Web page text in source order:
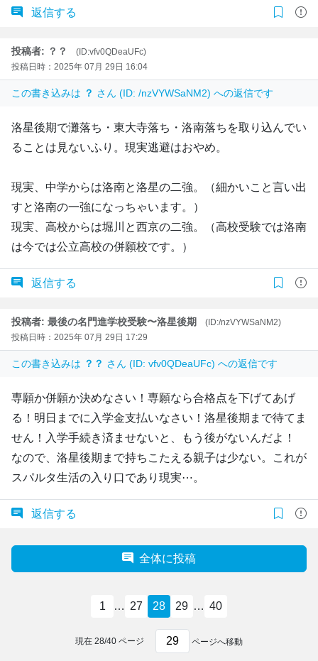
返信する
投稿者: ？？
(ID:vfv0QDeaUFc)
投稿日時：2025年 07月 29日 16:04
この書き込みは ？ さん (ID: /nzVYWSaNM2) への返信です
洛星後期で灘落ち・東大寺落ち・洛南落ちを取り込んでい
ることは見ないふり。現実逃避はおやめ。
現実、中学からは洛南と洛星の二強。（細かいこと言い出
すと洛南の一強になっちゃいます。）
現実、高校からは堀川と西京の二強。（高校受験では洛南
は今では公立高校の併願校です。）
返信する
投稿者: 最後の名門進学校受験〜洛星後期
(ID:/nzVYWSaNM2)
投稿日時：2025年 07月 29日 17:29
この書き込みは ？？ さん (ID: vfv0QDeaUFc) への返信です
専願か併願か決めなさい！専願なら合格点を下げてあげ
る！明日までに入学金支払いなさい！洛星後期まで待てま
せん！入学手続き済ませないと、もう後がないんだよ！
なので、洛星後期まで持ちこたえる親子は少ない。これが
スパルタ生活の入り口であり現実⋯。
返信する
全体に投稿
1 … 27 28 29 … 40
現在 28/40 ページ ページへ移動